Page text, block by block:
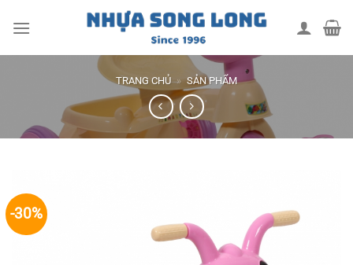
TRANG CHỦ » SẢN PHẨM
-30%